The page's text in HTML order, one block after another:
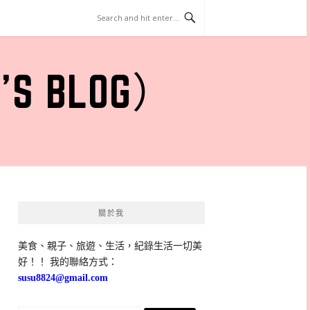
）
關於我
美食、親子、旅遊、生活，紀錄生活一切美
好！！ 我的聯絡方式：
susu8824@gmail.com